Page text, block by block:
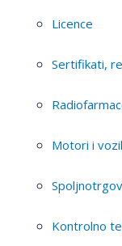
Licence
Sertifikati,
Motori i
Kontrolno